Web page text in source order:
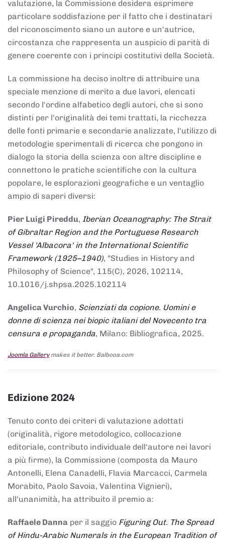
valutazione, la Commissione desidera esprimere
particolare soddisfazione per il fatto che i destinatari
del riconoscimento siano un autore e un'autrice,
circostanza che rappresenta un auspicio di parità di
genere coerente con i principi costitutivi della Società.
La commissione ha deciso inoltre di attribuire una
speciale menzione di merito a due lavori, elencati
secondo l'ordine alfabetico degli autori, che si sono
distinti per l'originalità dei temi trattati, la ricchezza
delle fonti primarie e secondarie analizzate, l'utilizzo di
metodologie sperimentali di ricerca che pongono in
dialogo la storia della scienza con altre discipline e
connettono le pratiche scientifiche con la cultura
popolare, le esplorazioni geografiche e un ventaglio
ampio di saperi diversi:
Pier Luigi Pireddu, Iberian Oceanography: The Strait
of Gibraltar Region and the Portuguese Research
Vessel 'Albacora' in the International Scientific
Framework (1925–1940), "Studies in History and
Philosophy of Science", 115(C), 2026, 102114,
10.1016/j.shpsa.2025.102114
Angelica Vurchio, Scienziati da copione. Uomini e
donne di scienza nei biopic italiani del Novecento tra
censura e propaganda, Milano: Bibliografica, 2025.
Joomla Gallerymakes it better. Balbooa.com
Edizione 2024
Tenuto conto dei criteri di valutazione adottati
(originalità, rigore metodologico, collocazione
editoriale, contributo individuale dell'autore nei lavori
a più firme), la Commissione (composta da Mauro
Antonelli, Elena Canadelli, Flavia Marcacci, Carmela
Morabito, Paolo Savoia, Valentina Vignieri),
all'unanimità, ha attribuito il premio a:
Raffaele Danna per il saggio Figuring Out. The Spread
of Hindu-Arabic Numerals in the European Tradition of